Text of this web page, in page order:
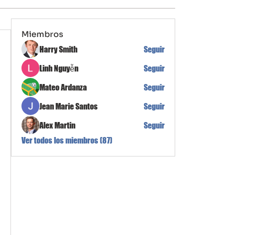
Miembros
Harry Smith
Seguir
Linh Nguyễn
Seguir
Mateo Ardanza
Seguir
Jean Marie Santos
Seguir
Alex Martin
Seguir
Ver todos los miembros (87)